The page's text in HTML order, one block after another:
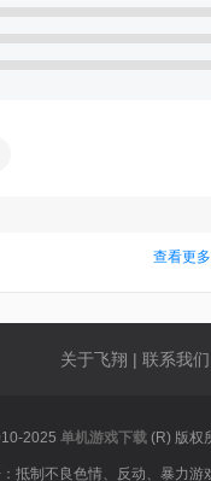
查看更
关于飞翔 | 联系我们
2025 单机游戏下载(R) 版权
抵制不良色情、反动、暴力